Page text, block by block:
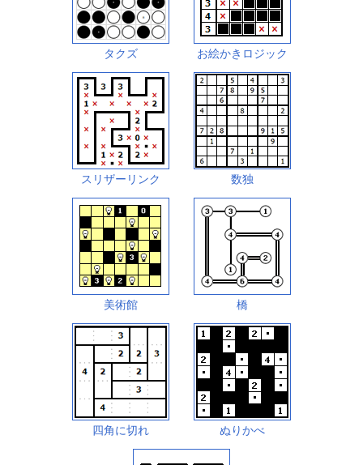
タクズ お絵かきロジック
スリザーリンク 数独
美術館 橋
四角に切れ ぬりかべ